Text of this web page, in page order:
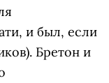
и был, если
Бретон и